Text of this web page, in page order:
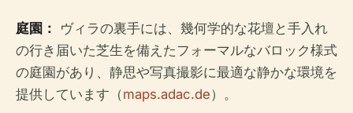
庭園：
ヴィラの裏手には、幾何学的な花壇と手入れ
の行き届いた芝生を備えたフォーマルなバロック様式
の庭園があり、静思や写真撮影に最適な静かな環境を
提供しています（maps.adac.de）。